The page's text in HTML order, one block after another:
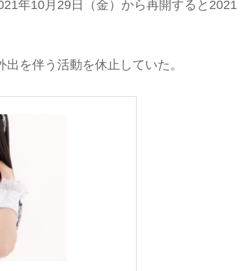
年10月29日（金）から再開すると2021
を伴う活動を休止していた。